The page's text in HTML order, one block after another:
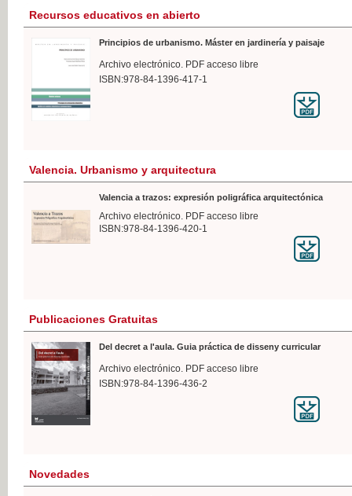
Recursos educativos en abierto
Principios de urbanismo. Máster en jardinería y paisaje
Archivo electrónico. PDF acceso libre
ISBN:978-84-1396-417-1
Valencia. Urbanismo y arquitectura
Valencia a trazos: expresión poligráfica arquitectónica
Archivo electrónico. PDF acceso libre
ISBN:978-84-1396-420-1
Publicaciones Gratuitas
Del decret a l'aula. Guia práctica de disseny curricular
Archivo electrónico. PDF acceso libre
ISBN:978-84-1396-436-2
Novedades